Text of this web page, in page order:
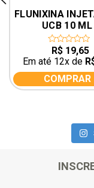
FLUNIXINA
UCB 10 ML
out
of
5
R$19,65
Em até 12x de
COMPRAR